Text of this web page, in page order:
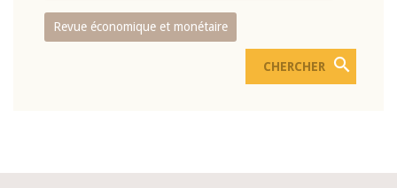
Revue économique et monétaire